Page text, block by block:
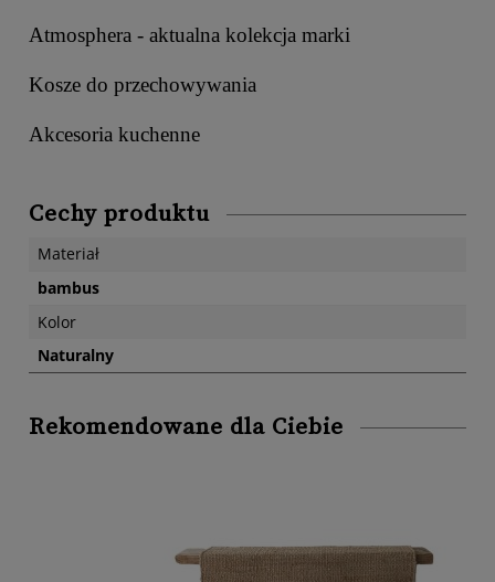
Atmosphera - aktualna kolekcja marki
Kosze do przechowywania
Akcesoria kuchenne
Cechy produktu
Materiał
bambus
Kolor
Naturalny
Rekomendowane dla Ciebie